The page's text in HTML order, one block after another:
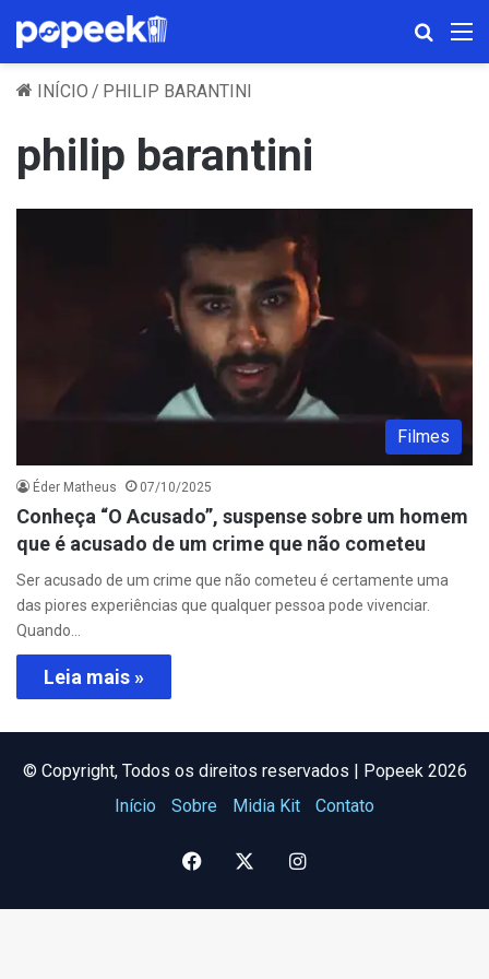
INÍCIO / PHILIP BARANTINI
philip barantini
Filmes
Éder Matheus 07/10/2025
Conheça “O Acusado”, suspense sobre um homem
que é acusado de um crime que não cometeu
Ser acusado de um crime que não cometeu é certamente uma
das piores experiências que qualquer pessoa pode vivenciar.
Quando…
Leia mais »
©️ Copyright, Todos os direitos reservados | Popeek 2026
Início
Sobre Midia Kit Contato
Facebook Instagram